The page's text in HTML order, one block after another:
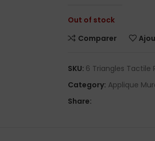
Out of stock
Comparer
SKU: 6 Triangles Tactile
Category: Applique
Share: